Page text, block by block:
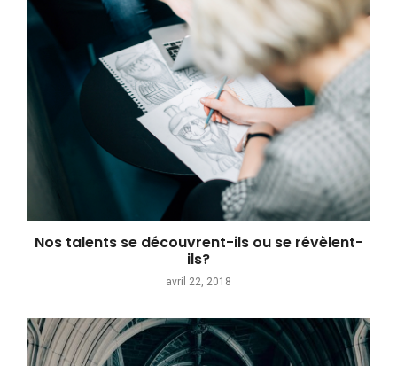
Nos talents se découvrent-ils ou se révèlent-
ils?
avril 22, 2018